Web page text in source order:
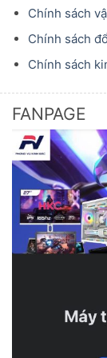
Chính sách
Chính sách
Chính sách
FANPAGE